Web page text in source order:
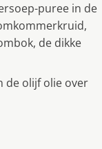
puree in de
de dikke
de olijf olie over